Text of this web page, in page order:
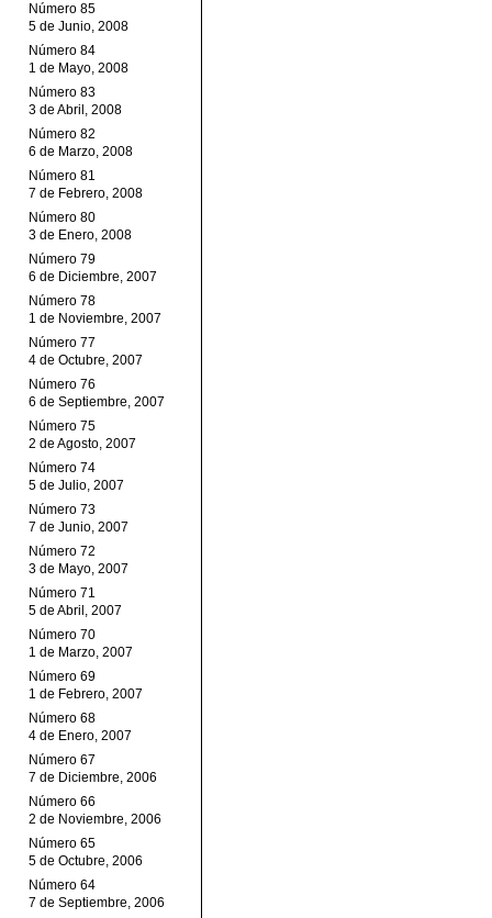
Número 85
5 de Junio, 2008
Número 84
1 de Mayo, 2008
Número 83
3 de Abril, 2008
Número 82
6 de Marzo, 2008
Número 81
7 de Febrero, 2008
Número 80
3 de Enero, 2008
Número 79
6 de Diciembre, 2007
Número 78
1 de Noviembre, 2007
Número 77
4 de Octubre, 2007
Número 76
6 de Septiembre, 2007
Número 75
2 de Agosto, 2007
Número 74
5 de Julio, 2007
Número 73
7 de Junio, 2007
Número 72
3 de Mayo, 2007
Número 71
5 de Abril, 2007
Número 70
1 de Marzo, 2007
Número 69
1 de Febrero, 2007
Número 68
4 de Enero, 2007
Número 67
7 de Diciembre, 2006
Número 66
2 de Noviembre, 2006
Número 65
5 de Octubre, 2006
Número 64
7 de Septiembre, 2006